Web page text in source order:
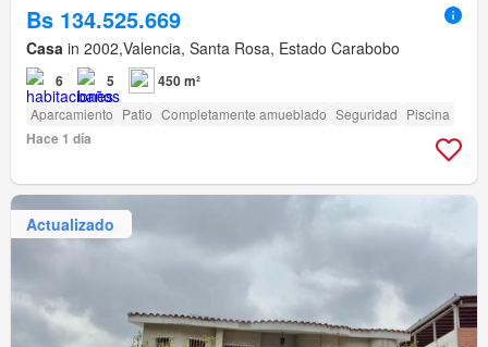
Bs 134.525.669
Casa in 2002,Valencia, Santa Rosa, Estado Carabobo
6 5 450 m²
Aparcamiento Patio Completamente amueblado Seguridad Piscina
Hace 1 día
Actualizado